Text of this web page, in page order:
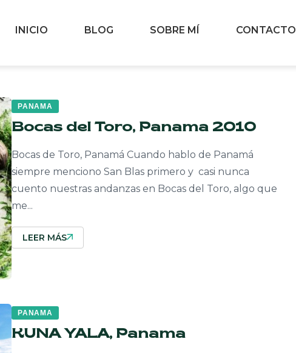
INICIO BLOG SOBRE MÍ CONTACTO
PANAMA
Bocas del Toro, Panama 2010
Bocas de Toro, Panamá Cuando hablo de Panamá
siempre menciono San Blas primero y casi nunca
cuento nuestras andanzas en Bocas del Toro, algo que
me...
LEER MÁS
PANAMA
KUNA YALA, Panama